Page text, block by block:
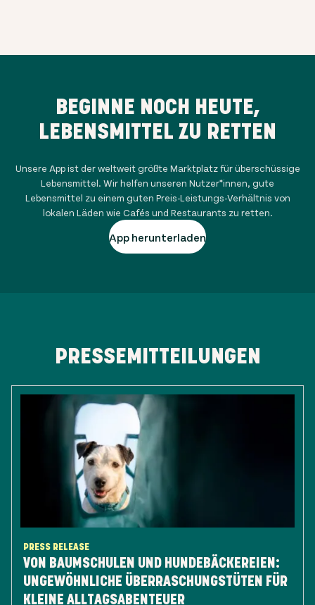
BEGINNE NOCH HEUTE,
LEBENSMITTEL ZU RETTEN
Unsere App ist der weltweit größte Marktplatz für überschüssige
Lebensmittel. Wir helfen unseren Nutzer*innen, gute
Lebensmittel zu einem guten Preis-Leistungs-Verhältnis von
lokalen Läden wie Cafés und Restaurants zu retten.
App herunterladen
PRESSEMITTEILUNGEN
PRESS RELEASE
VON BAUMSCHULEN UND HUNDEBÄCKEREIEN:
UNGEWÖHNLICHE ÜBERRASCHUNGSTÜTEN FÜR
KLEINE ALLTAGSABENTEUER